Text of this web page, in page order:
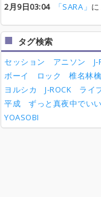
2月9日03:04
「SARA」
タグ検索
セッション アニソン
ボーイ
ロック 椎名林檎
ヨルシカ
J-ROCK ライ
平成
ずっと真夜中でいい
YOASOBI